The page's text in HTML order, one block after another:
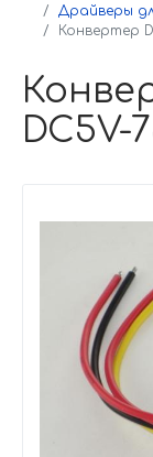
Драйверы
Конвертер
DC5V-